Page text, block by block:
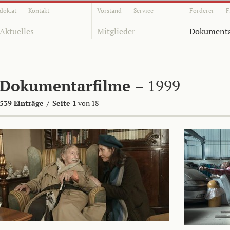
dok.at Kontakt Vorstand Service Förderer
Aktuelles Mitglieder
Dokumentarfilme – 1999
539 Einträge / Seite 1 von 18